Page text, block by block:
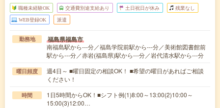
職種未経験OK 交通費別途支給あり 土日祝日が休み 残業なし
WEB登録OK 派遣
勤務地 福島県福島市
南福島駅から---分／福島学院前駅から---分／美術館図書館前
駅から---分／赤岩(福島県)駅から---分／岩代清水駅から---分
曜日頻度
週4日～ ■曜日固定の相談OK！ ■希望の曜日があればご相談
ください！
時間
1日5時間からOK！■シフト例(1)8:00～13:00(2)10:00～
15:00(3)12:00…